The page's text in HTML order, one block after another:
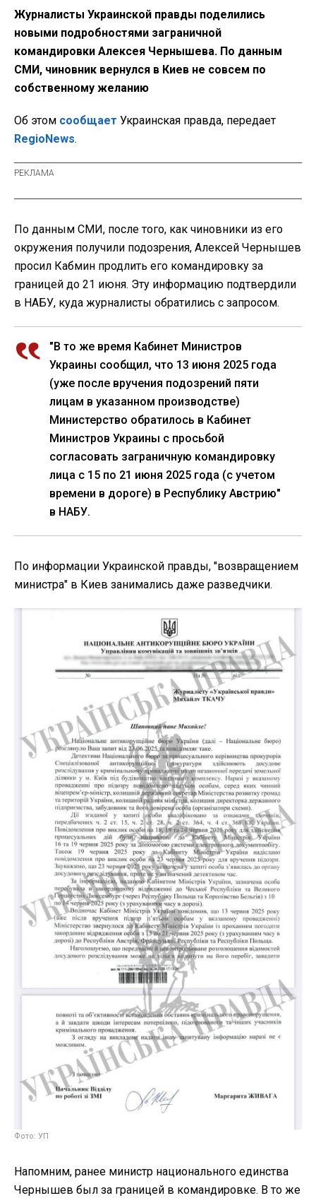
Журналисты Украинской правды поделились
новыми подробностями заграничной
командировки Алексея Чернышева. По данным
СМИ, чиновник вернулся в Киев не совсем по
собственному желанию
Об этом сообщает Украинская правда, передает
RegioNews.
По данным СМИ, после того, как чиновники из его
окружения получили подозрения, Алексей Чернышев
просил Кабмин продлить его командировку за
границей до 21 июня. Эту информацию подтвердили
в НАБУ, куда журналисты обратились с запросом.
"В то же время Кабинет Министров
Украины сообщил, что 13 июня 2025 года
(уже после вручения подозрений пяти
лицам в указанном производстве)
Министерство обратилось в Кабинет
Министров Украины с просьбой
согласовать заграничную командировку
лица с 15 по 21 июня 2025 года (с учетом
времени в дороге) в Республику Австрию"
в НАБУ.
По информации Украинской правды, "возвращением
министра" в Киев занимались даже разведчики.
Фото: УП
Напомним, ранее министр национального единства
Чернышев был за границей в командировке. В то же